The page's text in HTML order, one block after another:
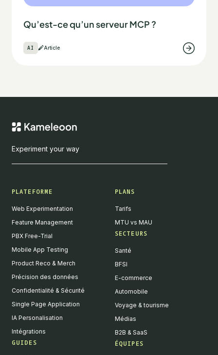
Qu’est-ce qu’un serveur MCP ?
AI Article
Experiment your way
PLATEFORME
Web Experimentation
Feature Management
PBX Free-Trial
Mobile App Testing
Product Reco & Merch
Précision des données
Confidentialité & Sécurité
Single Page Application
IA Personalisation
Intégrations
GUIDES
PLANS
Tarifs
MTU vs MAU
SECTEURS
Santé
BFSI
E-commerce
Automobile
Voyage & tourisme
Médias
B2B & SaaS
ÉQUIPES